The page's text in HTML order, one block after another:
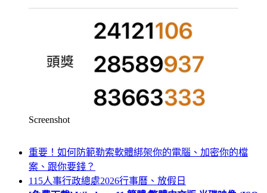
Screenshot
重要！如何防範勒索軟體綁架你的電腦、加密你的檔
案、跟你要錢？
115人事行政總處2026行事曆、放假日